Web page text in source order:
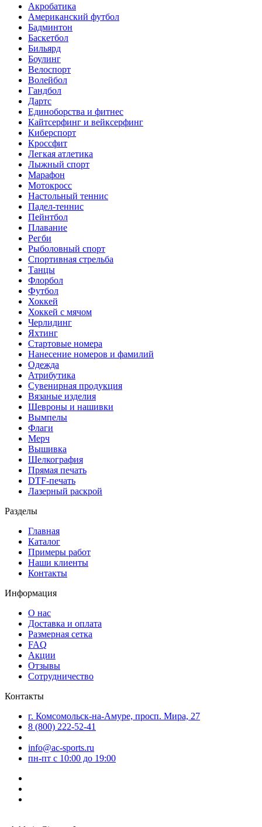
Акробатика
Американский футбол
Бадминтон
Баскетбол
Бильярд
Боулинг
Велоспорт
Волейбол
Гандбол
Дартс
Единоборства и фитнес
Кайтсерфинг и вейксерфинг
Киберспорт
Кроссфит
Легкая атлетика
Лыжный спорт
Марафон
Мотокросс
Настольный теннис
Падел-теннис
Пейнтбол
Плавание
Регби
Рыболовный спорт
Спортивная стрельба
Танцы
Флорбол
Футбол
Хоккей
Хоккей с мячом
Черлидинг
Яхтинг
Стартовые номера
Нанесение номеров и фамилий
Одежда
Атрибутика
Сувенирная продукция
Вязаные изделия
Шевроны и нашивки
Вымпелы
Флаги
Мерч
Вышивка
Шелкография
Прямая печать
DTF-печать
Лазерный раскрой
Разделы
Главная
Каталог
Примеры работ
Наши клиенты
Контакты
Информация
О нас
Доставка и оплата
Размерная сетка
FAQ
Акции
Отзывы
Сотрудничество
Контакты
г. Комсомольск-на-Амуре, просп. Мира, 27
8 (800) 222-52-41
info@ac-sports.ru
пн-пт c 10:00 до 19:00